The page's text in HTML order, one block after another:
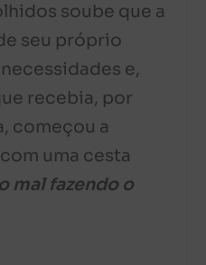
soube que a
seu próprio
e,
recebia, por
começou a
uma cesta
mal fazendo o